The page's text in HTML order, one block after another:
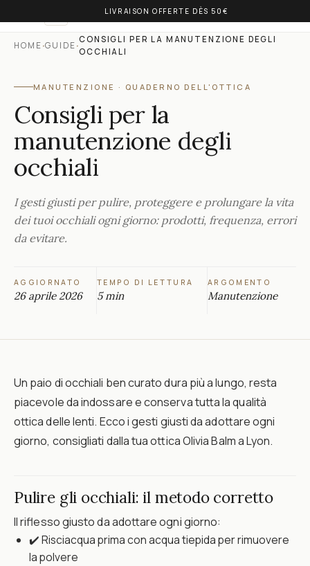
LIVRAISON OFFERTE DÈS 50€
OLIVIA BALM
HOME ·GUIDE ·CONSIGLI PER LA MANUTENZIONE DEGLI
OCCHIALI
MANUTENZIONE · QUADERNO DELL'OTTICA
Consigli per la
manutenzione degli
occhiali
I gesti giusti per pulire, proteggere e prolungare la vita
dei tuoi occhiali ogni giorno: prodotti, frequenza, errori
da evitare.
AGGIORNATO
26 aprile 2026
TEMPO DI LETTURA
5 min
ARGOMENTO
Manutenzione
Un paio di occhiali ben curato dura più a lungo, resta
piacevole da indossare e conserva tutta la qualità
ottica delle lenti. Ecco i gesti giusti da adottare ogni
giorno, consigliati dalla tua ottica Olivia Balm a Lyon.
Pulire gli occhiali: il metodo corretto
Il riflesso giusto da adottare ogni giorno:
✔️ Risciacqua prima con acqua tiepida per rimuovere
la polvere